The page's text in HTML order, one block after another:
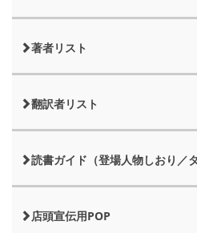
著者リスト
翻訳者リスト
読書ガイド（登場人物しおり／
店頭宣伝用POP